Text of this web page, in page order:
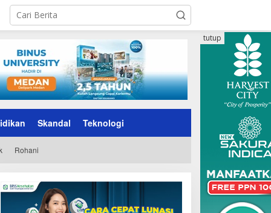
Skandal Teknologi
Rohani
tutup